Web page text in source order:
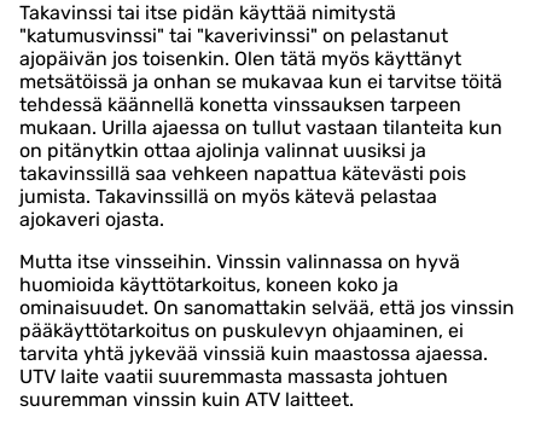
Takavinssi tai itse pidän käyttää nimitystä
"katumusvinssi" tai "kaverivinssi" on pelastanut
ajopäivän jos toisenkin. Olen tätä myös käyttänyt
metsätöissä ja onhan se mukavaa kun ei tarvitse töitä
tehdessä käännellä konetta vinssauksen tarpeen
mukaan. Urilla ajaessa on tullut vastaan tilanteita kun
on pitänytkin ottaa ajolinja valinnat uusiksi ja
takavinssillä saa vehkeen napattua kätevästi pois
jumista. Takavinssillä on myös kätevä pelastaa
ajokaveri ojasta.
Mutta itse vinsseihin. Vinssin valinnassa on hyvä
huomioida käyttötarkoitus, koneen koko ja
ominaisuudet. On sanomattakin selvää, että jos vinssin
pääkäyttötarkoitus on puskulevyn ohjaaminen, ei
tarvita yhtä jykevää vinssiä kuin maastossa ajaessa.
UTV laite vaatii suuremmasta massasta johtuen
suuremman vinssin kuin ATV laitteet.